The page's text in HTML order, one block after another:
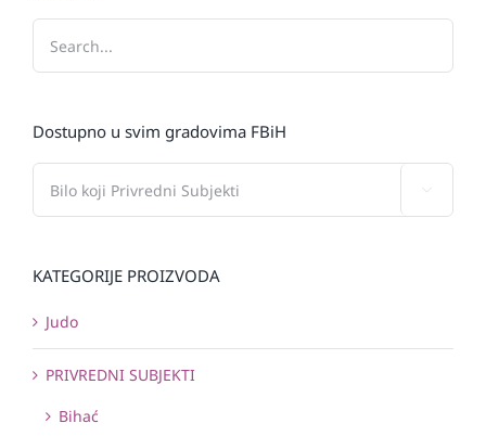
Dostupno u svim gradovima FBiH
KATEGORIJE PROIZVODA
Judo
PRIVREDNI SUBJEKTI
Bihać